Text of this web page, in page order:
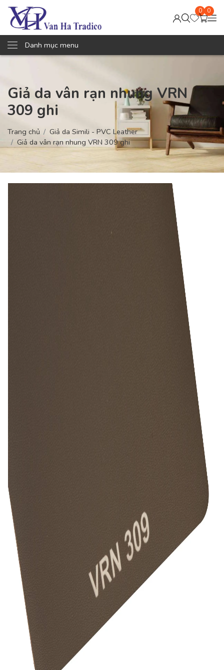
0 0
Danh mục menu
Giả da vân rạn nhung VRN
309 ghi
Trang chủ
Giả da Simili - PVC Leather
Giả da vân rạn nhung VRN 309 ghi